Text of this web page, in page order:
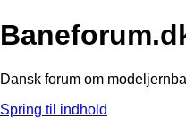
Dansk forum om
Spring til indhold